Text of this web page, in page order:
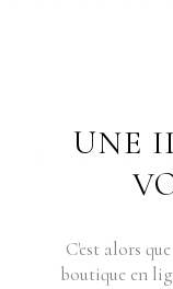
UNE
C'est alors
boutique en